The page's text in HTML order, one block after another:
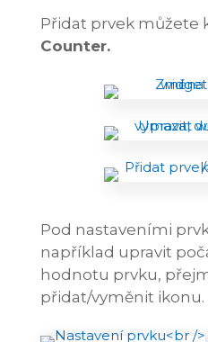
Přidat prvek můžete
Counter.
Pod nastaveními
například upravit
hodnotu prvku,
přidat/vyměnit ikonu.